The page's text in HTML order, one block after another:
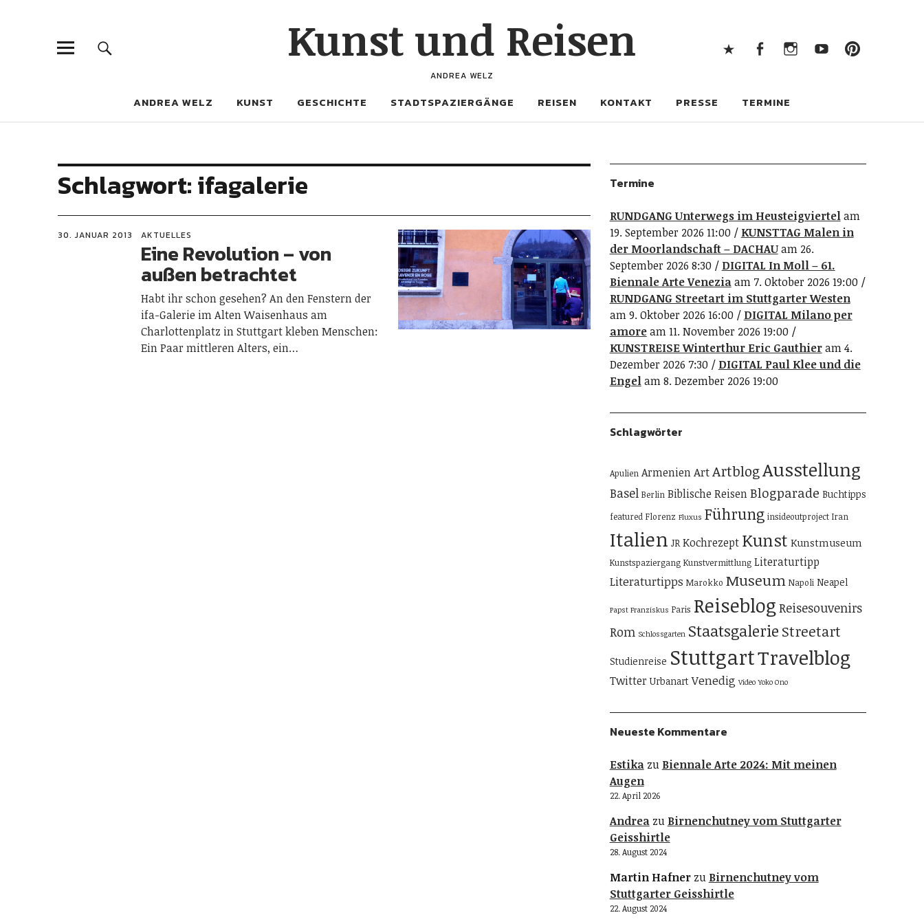
Kunst und Reisen
ANDREA WELZ
ANDREA WELZ KUNST GESCHICHTE STADTSPAZIERGÄNGE REISEN KONTAKT PRESSE TERMINE
Schlagwort:ifagalerie
30. JANUAR 2013 AKTUELLES
Eine Revolution – von
außen betrachtet
Habt ihr schon gesehen? An den Fenstern der
ifa-Galerie im Alten Waisenhaus am
Charlottenplatz in Stuttgart kleben Menschen:
Ein Paar mittleren Alters, ein…
Termine
RUNDGANG Unterwegs im Heusteigviertelam
19. September 2026 11:00
KUNSTTAG Malen in
der Moorlandschaft – DACHAUam 26.
September 2026 8:30
DIGITAL In Moll – 61.
Biennale Arte Veneziaam 7. Oktober 2026 19:00
RUNDGANG Streetart im Stuttgarter Westen
am 9. Oktober 2026 16:00
DIGITAL Milano per
amoream 11. November 2026 19:00
KUNSTREISE Winterthur Eric Gauthieram 4.
Dezember 2026 7:30
DIGITAL Paul Klee und die
Engelam 8. Dezember 2026 19:00
Schlagwörter
Apulien ArmenienArtArtblogAusstellung
Basel Berlin Biblische ReisenBlogparade Buchtipps
featured Florenz Fluxus Führung insideoutproject Iran
Italien JR Kochrezept Kunst Kunstmuseum
Kunstspaziergang Kunstvermittlung Literaturtipp
Literaturtipps Marokko Museum Napoli Neapel
Papst Franziskus Paris Reiseblog Reisesouvenirs
Rom Schlossgarten Staatsgalerie Streetart
Studienreise StuttgartTravelblog
Twitter Urbanart Venedig Video Yoko Ono
Neueste Kommentare
Estikazu Biennale Arte 2024: Mit meinen
Augen
22. April 2026
Andreazu Birnenchutney vom Stuttgarter
Geisshirtle
28. August 2024
Martin Hafnerzu Birnenchutney vom
Stuttgarter Geisshirtle
22. August 2024